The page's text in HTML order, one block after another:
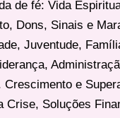
de fé: Vida
Dons, Sinais e
Juventude,
e
Crise, Soluções